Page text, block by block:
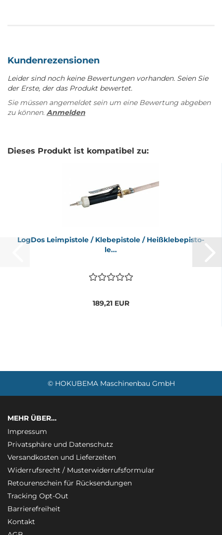
Kundenrezensionen
Leider sind noch keine Bewertungen vorhanden. Seien Sie
der Erste, der das Produkt bewertet.
Sie müssen angemeldet sein um eine Bewertung abgeben
zu können. Anmelden
Dieses Produkt ist kompatibel zu:
Log­Dos Le­im­pis­to­le / Kleb­e­pis­to­le / Heiß­kleb­e­pis­to­
le...
189,21 EUR
© HOKUBEMA Maschinenbau GmbH
MEHR ÜBER…
Impressum
Privatsphäre und Datenschutz
Versandkosten und Lieferzeiten
Widerrufsrecht / Musterwiderrufsformular
Retourenschein für Rücksendungen
Tracking Opt-Out
Barrierefreiheit
Kontakt